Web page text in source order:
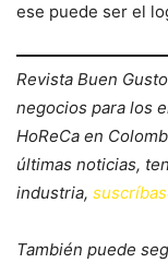
ese puede ser el
Revista Buen
negocios para los
HoReCa en
últimas noticias,
industria,
También puede